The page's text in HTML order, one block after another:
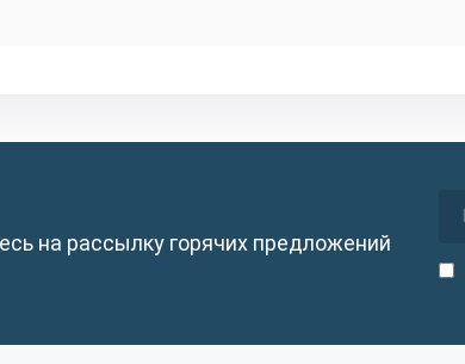
на рассылку горячих предложений